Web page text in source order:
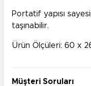
Portatif yapısı
taşınabilir.
Ürün Ölçüleri: 60 x
Müşteri Soruları